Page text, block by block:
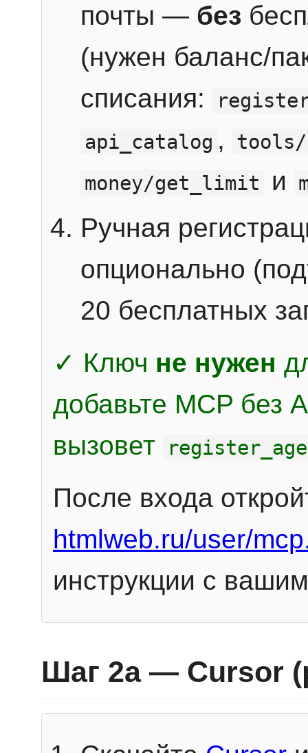
почты — без
(нужен баланс/
списания:
api_catalog ,
money/get_limit
и
Ручная
опционально
20 бесплатных
✓ Ключ не нужен
добавьте MCP без
вызовет
После входа
htmlweb.ru/user/
инструкции с
Шаг 2a — Cursor